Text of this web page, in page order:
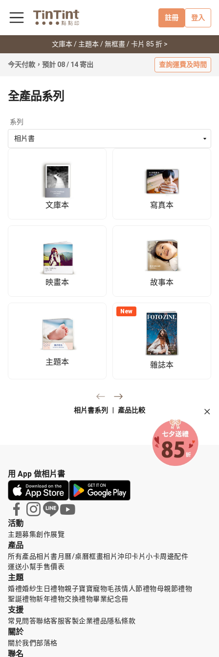
註冊 登入
文庫本 / 主題本 / 無框畫 / 卡片 85 折 >
今天付款，預計 08 / 14 寄出 查詢運費及時間
全產品系列
系列
相片書
文庫本 寫真本
映畫本 故事本
主題本 New雜誌本
相片書系列 產品比較
活動
主題募集創作展覽
產品
所有產品相片書月曆/桌曆框畫相片沖印卡片小卡周邊配件
運送小幫手售價表
主題
婚禮婚紗生日禮物親子寶寶寵物毛孩情人節禮物母親節禮物
聖誕禮物新年禮物交換禮物畢業紀念冊
支援
常見問答聯絡客服客製企業禮品隱私條款
關於
關於我們部落格
聯名
用 App 做相片書